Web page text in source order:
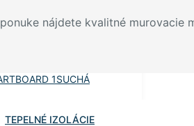
nájdete kvalitné murovacie
SUCHÁ
TEPELNÉ IZOLÁCIE